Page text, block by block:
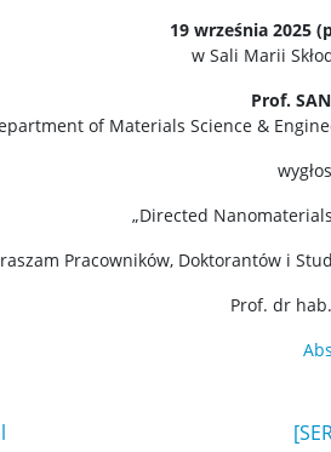
19 września 2025
w Sali Marii
Prof.
of Materials Science &
„Directed
Pracowników, Doktorantów i
Prof. dr